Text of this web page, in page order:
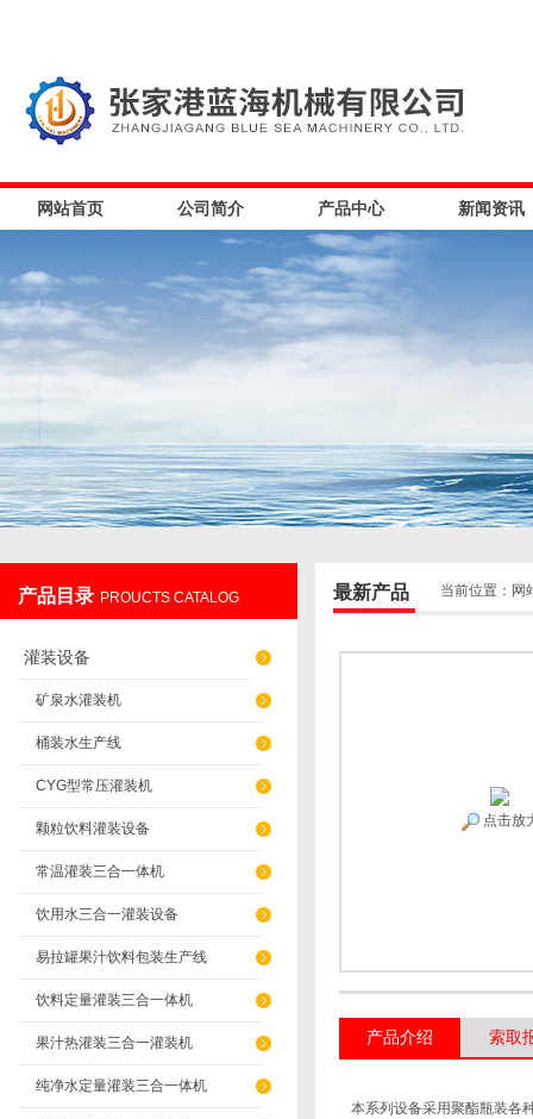
网站首页 公司简介 产品中心 新闻资讯
产品目录 PROUCTS CATALOG
灌装设备
矿泉水灌装机
桶装水生产线
CYG型常压灌装机
颗粒饮料灌装设备
常温灌装三合一体机
饮用水三合一灌装设备
易拉罐果汁饮料包装生产线
饮料定量灌装三合一体机
果汁热灌装三合一灌装机
纯净水定量灌装三合一体机
当前位置： 网
最新产品
点击放
产品介绍 索取
本系列设备采用聚酯瓶装各